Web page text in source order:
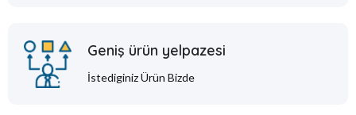
Geniş ürün yelpazesi
İstediginiz Ürün Bizde